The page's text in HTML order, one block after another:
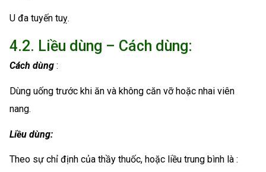
U đa tuyến tuỵ.
4.2. Liều dùng – Cách dùng:
Cách dùng :
Dùng uống trước khi ăn và không căn vỡ hoặc nhai viên
nang.
Liều dùng:
Theo sự chỉ định của thầy thuốc, hoặc liều trung bình là :